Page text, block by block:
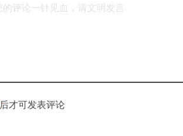
后才可发表评论